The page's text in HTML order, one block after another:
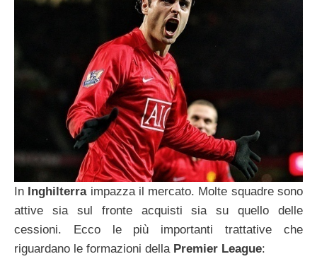
In Inghilterraimpazza il mercato. Molte squadre sono
attive sia sul fronte acquisti sia su quello delle
cessioni. Ecco le più importanti trattative che
riguardano le formazioni della Premier League: